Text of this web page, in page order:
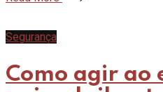
Segurança
Como agir ao